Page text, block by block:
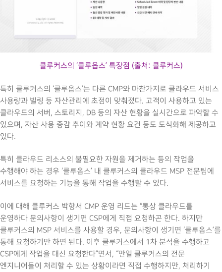
클루커스의 ‘클루옵스’ 특장점 (출처: 클루커스)
특히 클루커스의 ‘클루옵스’는 다른 CMP와 마찬가지로 클라우드 서비스
사용량과 빌링 등 자산관리에 초점이 맞춰졌다. 고객이 사용하고 있는
클라우드의 서버, 스토리지, DB 등의 자산 현황을 실시간으로 파악할 수
있으며, 자산 사용 증감 추이와 계약 현황 요건 등도 도식화해 제공하고
있다.
특히 클라우드 리소스의 불필요한 자원을 제거하는 등의 작업을
수행해야 하는 경우 ‘클루옵스’ 내 클루커스의 클라우드 MSP 전문팀에
서비스를 요청하는 기능을 통해 작업을 수행할 수 있다.
이에 대해 클루커스 박항서 CMP 운영 리드는 “통상 클라우드를
운영하다 문의사항이 생기면 CSP에게 직접 요청하곤 한다. 하지만
클루커스의 MSP 서비스를 사용할 경우, 문의사항이 생기면 ‘클루옵스’를
통해 요청하기만 하면 된다. 이후 클루커스에서 1차 분석을 수행하고
CSP에게 작업을 대신 요청한다”면서, “만일 클루커스의 전문
엔지니어들이 처리할 수 있는 상황이라면 직접 수행하지만, 처리하기